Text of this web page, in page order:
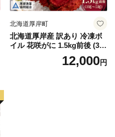
北海道厚岸町
北海道厚岸産 訳あり 冷凍ボ
イル 花咲がに 1.5kg前後 (3尾
～5尾入) 蟹 花咲ガニ 魚介類
魚介 [№5863-1090]12,000円